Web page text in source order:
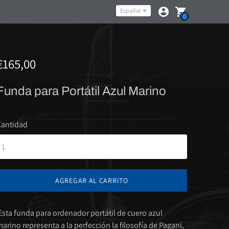
Idioma
Español
0
para Portátil Azul Marino
AGREGAR AL CARRITO
funda para ordenador portátil de cuero azul
representa a la perfección la filosofía de Pagani,